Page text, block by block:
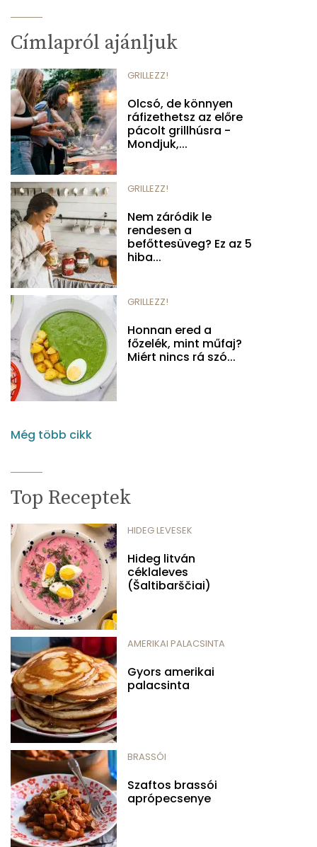
Címlapról ajánljuk
GRILLEZZ!
Olcsó, de könnyen
ráfizethetsz az előre
pácolt grillhúsra -
Mondjuk,...
GRILLEZZ!
Nem záródik le
rendesen a
befőttesüveg? Ez az 5
hiba...
GRILLEZZ!
Honnan ered a
főzelék, mint műfaj?
Miért nincs rá szó...
Még több cikk
Top Receptek
HIDEG LEVESEK
Hideg litván
céklaleves
(Šaltibarščiai)
AMERIKAI PALACSINTA
Gyors amerikai
palacsinta
BRASSÓI
Szaftos brassói
aprópecsenye